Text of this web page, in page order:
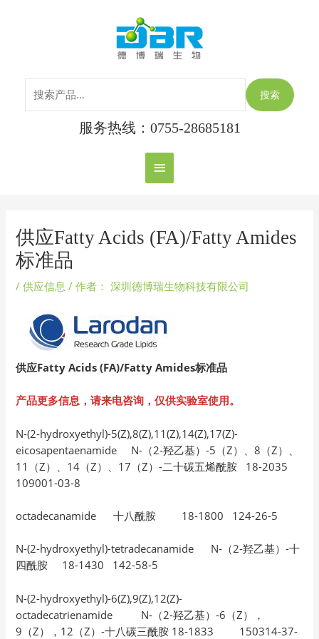
主
菜
单
搜索
服务热线：0755-28685181
供应Fatty Acids (FA)/Fatty Amides
标准品
/供应信息 / 作者： 深圳德博瑞生物科技有限公司
供应Fatty Acids (FA)/Fatty Amides标准品
产品更多信息，请来电咨询，仅供实验室使用。
N-(2-hydroxyethyl)-5(Z),8(Z),11(Z),14(Z),17(Z)-
eicosapentaenamide N-（2-羟乙基）-5（Z）、8（Z）、
11（Z）、14（Z）、17（Z）-二十碳五烯酰胺 18-2035
109001-03-8
octadecanamide 十八酰胺 18-1800 124-26-5
N-(2-hydroxyethyl)-tetradecanamide N-（2-羟乙基）-十
四酰胺 18-1430 142-58-5
N-(2-hydroxyethyl)-6(Z),9(Z),12(Z)-
octadecatrienamide N-（2-羟乙基）-6（Z），
9（Z），12（Z）-十八碳三酰胺 18-1833 150314-37-